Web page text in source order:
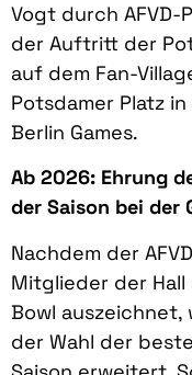
Vogt durch
der Auftritt der
auf dem Fan-
Potsdamer Platz
Berlin Games.
Ab 2026: Ehrung
der Saison bei der
Nachdem der
Mitglieder der Hall
Bowl auszeichnet,
der Wahl der